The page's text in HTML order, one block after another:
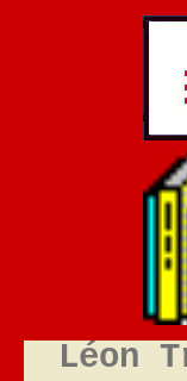
Léon